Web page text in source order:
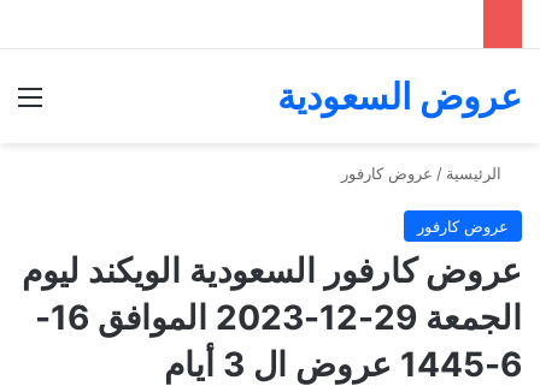
عروض السعودية
الرئيسية / عروض كارفور
عروض كارفور
عروض كارفور السعودية الويكند ليوم
الجمعة 29-12-2023 الموافق 16-
6-1445 عروض ال 3 أيام